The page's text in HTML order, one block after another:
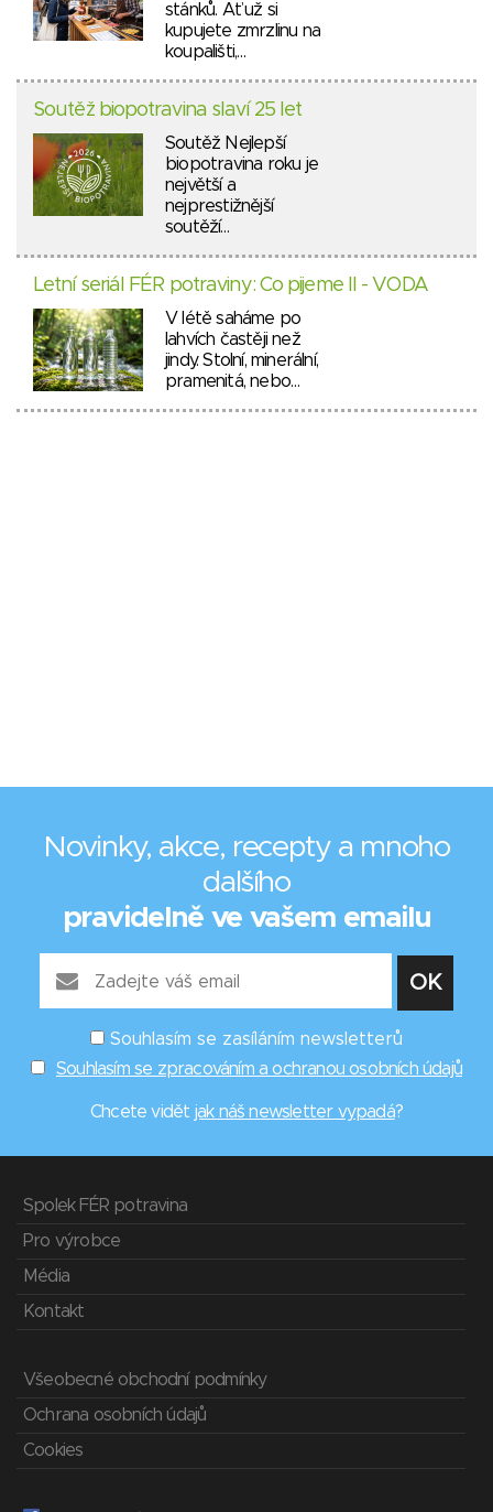
stánků. Ať už si
kupujete zmrzlinu na
koupališti,…
Soutěž biopotravina slaví 25 let
Soutěž Nejlepší
biopotravina roku je
největší a
nejprestižnější
soutěží…
Letní seriál FÉR potraviny: Co pijeme II - VODA
V létě saháme po
lahvích častěji než
jindy. Stolní, minerální,
pramenitá, nebo…
Novinky, akce, recepty a mnoho
dalšího
pravidelně ve vašem emailu
Souhlasím se zasíláním newsletterů
Souhlasím se zpracováním a ochranou osobních údajů
Chcete vidět jak náš newsletter vypadá?
Spolek FÉR potravina
Pro výrobce
Média
Kontakt
Všeobecné obchodní podmínky
Ochrana osobních údajů
Cookies